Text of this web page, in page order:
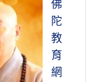
佛
陀
教
育
網